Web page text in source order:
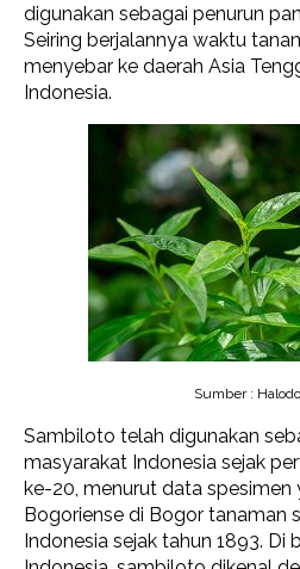
digunakan sebagai penurun
Seiring berjalannya waktu
menyebar ke daerah Asia
Indonesia.
Sumber :
Sambiloto telah digunakan
masyarakat Indonesia sejak
ke-20, menurut data spesimen
Bogoriense di Bogor tanaman
Indonesia sejak tahun 1893. Di